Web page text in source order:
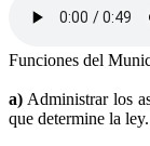
Funciones del
a) Administrar los
que determine la ley.